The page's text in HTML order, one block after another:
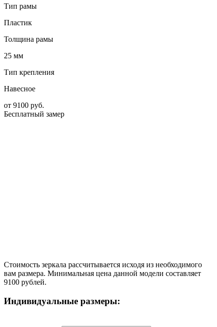
Тип рамы
Пластик
Толщина рамы
25 мм
Тип крепления
Навесное
от 9100 руб.
Бесплатный замер
Стоимость зеркала рассчитывается исходя из необходимого
вам размера. Минимальная цена данной модели составляет
9100 рублей.
Индивидуальные размеры: